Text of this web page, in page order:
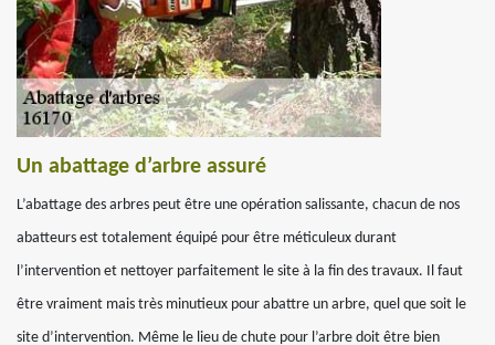
Un abattage d’arbre assuré
L’abattage des arbres peut être une opération salissante, chacun de nos
abatteurs est totalement équipé pour être méticuleux durant
l’intervention et nettoyer parfaitement le site à la fin des travaux. Il faut
être vraiment mais très minutieux pour abattre un arbre, quel que soit le
site d’intervention. Même le lieu de chute pour l’arbre doit être bien